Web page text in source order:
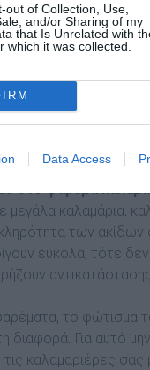
out of Collection, Use,
and/or Sharing of my
that Is Unrelated with
which it was collected.
Data Access
στο ψάρεμα
μεγάλα καλαμάρια,
των ακίδων
εύκολα, τότε
το φώτισμα
διαφορά. Για αυτό
καλαμαριέρες σας